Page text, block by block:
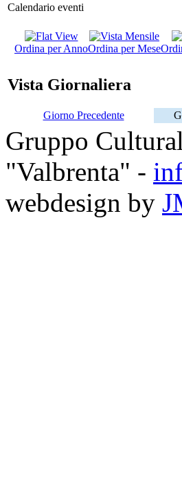
Calendario eventi
Ordina per AnnoOrdina per Mese
Vista Giornaliera
Giorno Precedente
Gruppo
"Valbrenta" -
webdesign by